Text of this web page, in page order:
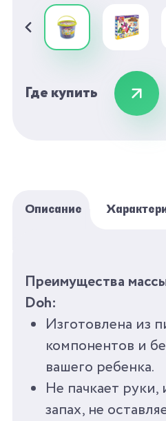
разноцветное
печенья самых
Малыш научится
формы. «Базовый
поможет развить
творческие
Где купить
Описание
Преимущества
Doh:
Изготовлена из
компонентов и
вашего ребенка.
Не пачкает
запах, не
СЕРИЯ
ПОЛ
ВОЗРАСТ
КОЛИЧЕСТВО ЦВЕТОВ